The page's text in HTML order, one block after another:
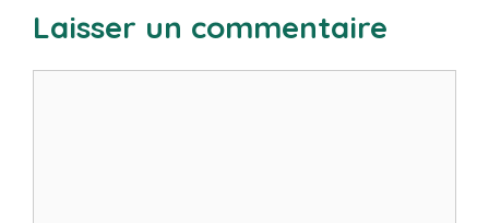
Laisser un commentaire